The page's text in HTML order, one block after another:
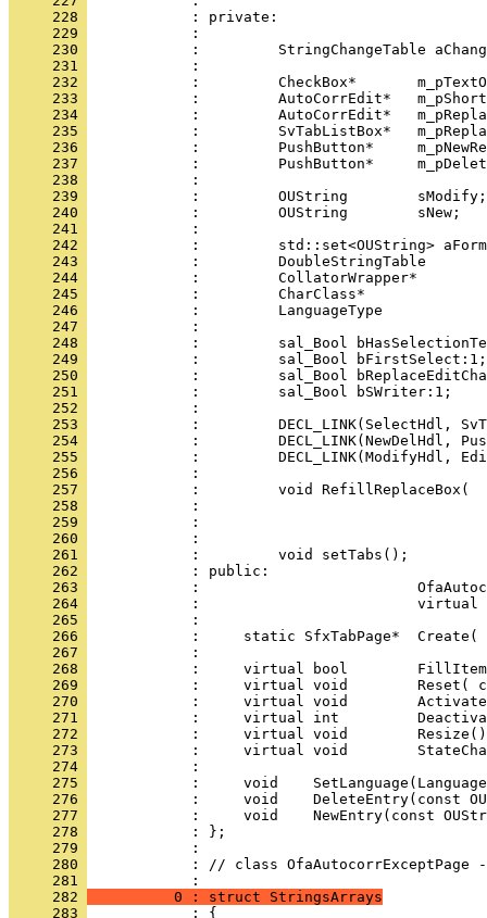
     228
     229
     230
     231
     232
     233
     234
     235
     236
     237
     238
     239
     240
     241
     242
     243
     244
     245
     246
     247
     248
     249
     250
     251
     252
     253
     254
     255
     256
     257
     258
     259
     260
     261
     262
     263
     264
     265
     266
     267
     268
     269
     270
     271
     272
     273
     274
     275
     276
     277
     278
     279
     280
: // class OfaAutocorrExceptPage
     281
     282
          0 : struct StringsArrays
     283